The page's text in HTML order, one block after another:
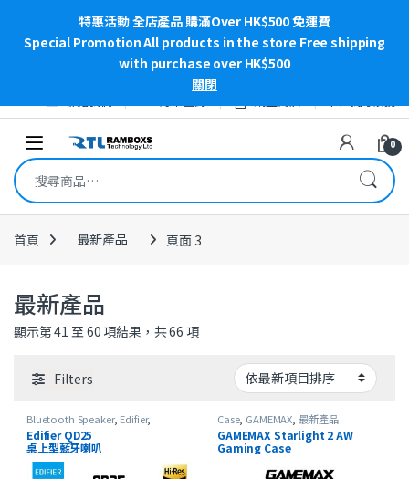
特惠活動 全店產品 購滿Over HK$500 免運費
Special Promotion All products in the store Free shipping
with purchase over HK$500
關閉
Open 0
搜尋關鍵字:
首頁 最新產品 頁面 3
最新產品
顯示第 41 至 60 項結果，共 66 項依最新項目排序
Filters
Bluetooth Speaker, Edifier,
Portable Speaker USB Speaker
新產品
Edifier QD25
桌上型藍牙喇叭
Case, GAMEMAX 最新產品
GAMEMAX Starlight 2 AW
Gaming Case